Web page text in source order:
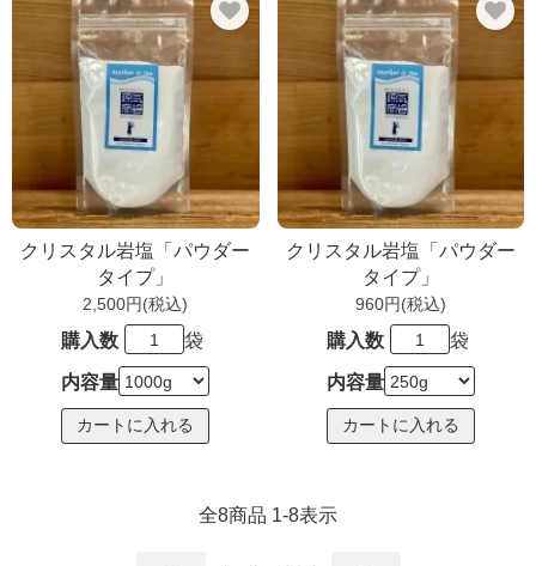
クリスタル岩塩「パウダー
タイプ」
2,500円(税込)
購入数 袋
内容量
クリスタル岩塩「パウダー
タイプ」
960円(税込)
購入数 袋
内容量
全8商品 1-8表示